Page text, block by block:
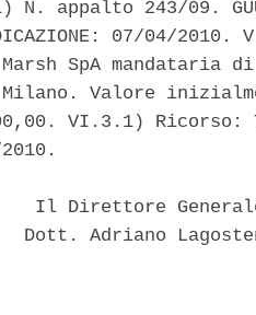
appalto 243/09.
07/04/2010.
Marsh SpA
Valore
VI.3.1) Ricorso:
Il Direttore
Dott. Adriano